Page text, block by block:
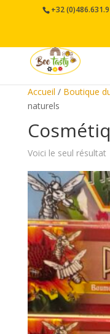
+32
Accueil / Boutique
naturels
Voici le seul résultat